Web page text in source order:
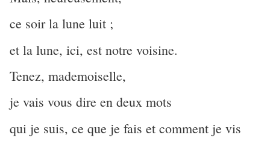
ce soir la lune luit ;
et la lune, ici, est notre voisine.
Tenez, mademoiselle,
je vais vous dire en deux mots
qui je suis, ce que je fais et comment je vis